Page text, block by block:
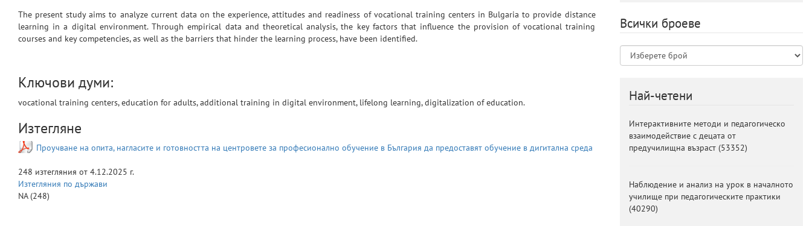
The present study aims to analyze current data on the experience, attitudes and readiness of vocational training centers in Bulgaria to provide distance
learning in a digital environment. Through empirical data and theoretical analysis, the key factors that influence the provision of vocational training
courses and key competencies, as well as the barriers that hinder the learning process, have been identified.
Ключови думи:
vocational training centers, education for adults, additional training in digital environment, lifelong learning, digitalization of education.
Изтегляне
Проучване на опита, нагласите и готовността на центровете за професионално обучение в България да предоставят обучение в дигитална среда
248 изтегляния от 4.12.2025 г.
Изтегляния по държави
NA(248)
Всички броеве
Най-четени
Интерактивните методи и педагогическо
взаимодействие с децата от
предучилищна възраст (53352)
Наблюдение и анализ на урок в началното
училище при педагогическите практики
(40290)